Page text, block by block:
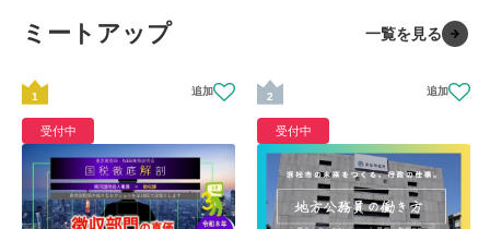
ミートアップ 一覧を見る
1
受付中
2
受付中